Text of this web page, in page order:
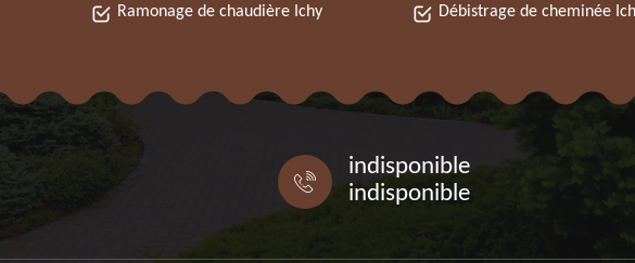
Ramonage de chaudière Ichy Débistrage de cheminée
indisponible
indisponible